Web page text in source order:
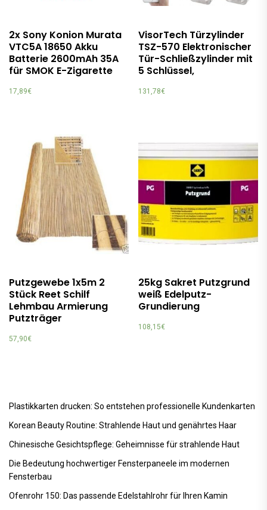
2x Sony Konion Murata
VTC5A 18650 Akku
Batterie 2600mAh 35A
für SMOK E-Zigarette
17,89€
VisorTech Türzylinder
TSZ-570 Elektronischer
Tür-Schließzylinder mit
5 Schlüssel,
131,78€
Putzgewebe 1x5m 2
Stück Reet Schilf
Lehmbau Armierung
Putzträger
57,90€
25kg Sakret Putzgrund
weiß Edelputz-
Grundierung
108,15€
Plastikkarten drucken: So entstehen professionelle Kundenkarten
Korean Beauty Routine: Strahlende Haut und genährtes Haar
Chinesische Gesichtspflege: Geheimnisse für strahlende Haut
Die Bedeutung hochwertiger Fensterpaneele im modernen
Fensterbau
Ofenrohr 150: Das passende Edelstahlrohr für Ihren Kamin